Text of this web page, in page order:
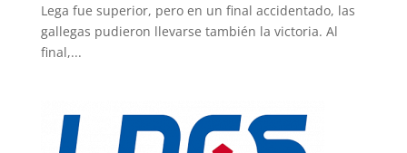
Lega fue superior, pero en un final accidentado, las
gallegas pudieron llevarse también la victoria. Al
final,...